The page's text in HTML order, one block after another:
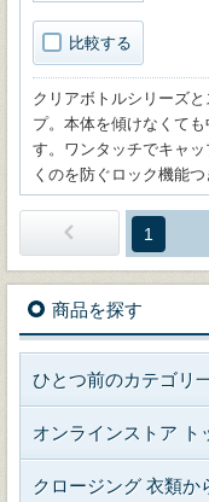
比較する
クリアボトルシリーズ
プ。本体を傾けなくて
す。ワンタッチでキャ
くのを防ぐロック機能つ
1
商品を探す
ひとつ前のカテゴリ
オンラインストア ト
クロージング 衣類か